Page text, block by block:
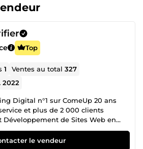
Top
1 Ventes au total327
2022
Digital n°1 sur ComeUp 20 ans
et plus de 2 000 clients
Développement de Sites Web en
Sur-Mesure : ✅ Sites Carte de
✅ Sites E-Commerces ✅ Sites
le vendeur